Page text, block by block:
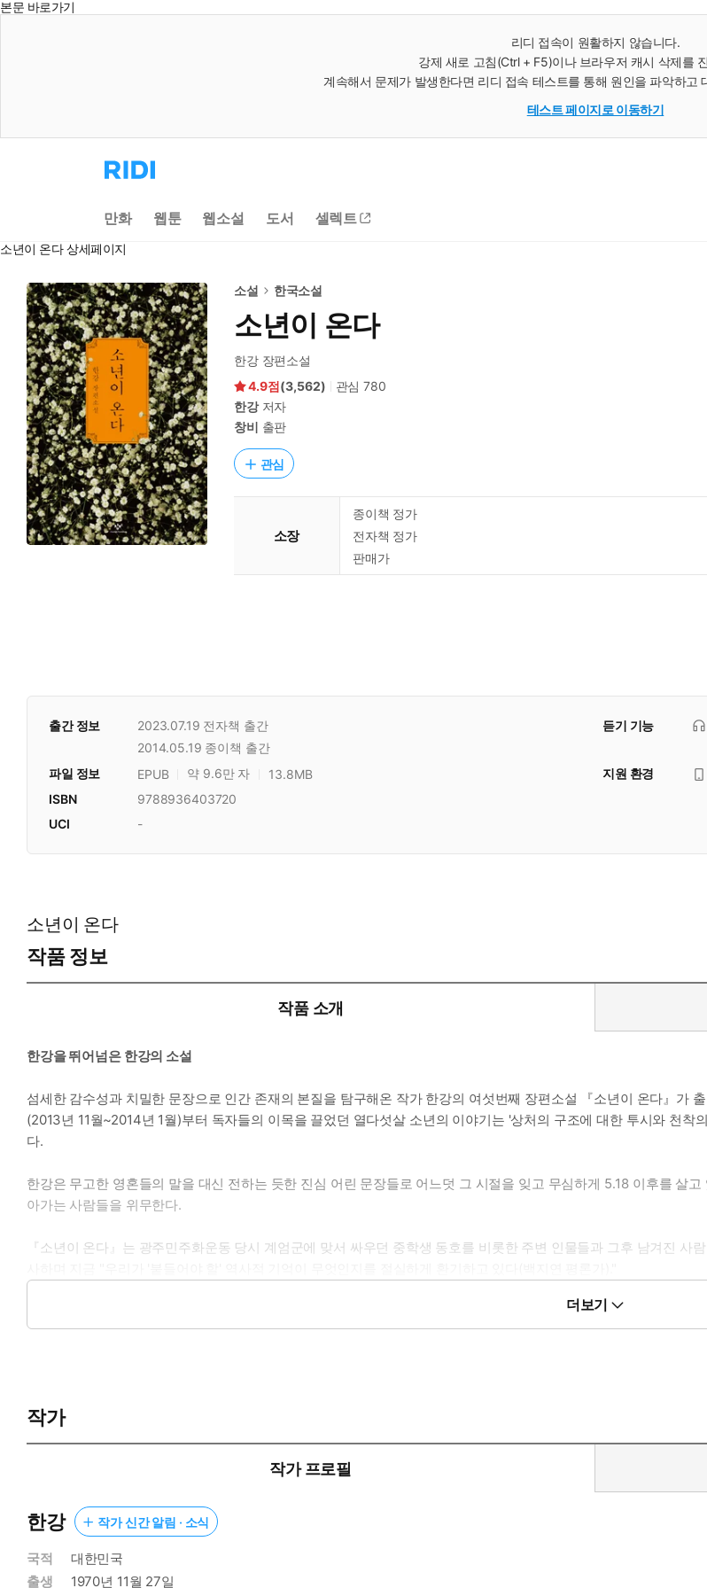
본문 바로가기
리디 접속이 원활하지 않습니다.
강제 새로 고침(Ctrl + F5)이나 브라우저 캐시 삭제를
계속해서 문제가 발생한다면 리디 접속 테스트를 통해 원인을 파악하고
테스트 페이지로 이동하기
리
디
으
로
동
만화 웹툰 웹소설 도서 셀렉트
소년이 온다 상세페이지
소설 한국소설
소년이 온다
한강 장편소설
4.9
(3,562) 관심780
한강저자
창비 출판
관심
소장
종이책 정가
전자책 정가
판매가
출간 정보 2023.07.19 전자책 출간
2014.05.19 종이책 출간
듣기 기능
파일 정보 EPUB 약 9.6만 자 13.8MB 지원 환경
ISBN
9788936403720
UCI
-
소년이 온다
작품 정보
작품 소개
한강을 뛰어넘은 한강의 소설
섬세한 감수성과 치밀한 문장으로 인간 존재의 본질을 탐구해온 작가 한강의 여섯번째 장편소설 『소년이 온다』가
(2013년 11월~2014년 1월)부터 독자들의 이목을 끌었던 열다섯살 소년의 이야기는 '상처의 구조에 대한 투시와 천
다.
한강은 무고한 영혼들의 말을 대신 전하는 듯한 진심 어린 문장들로 어느덧 그 시절을 잊고 무심하게 5․18 이후를 살
아가는 사람들을 위무한다.
『소년이 온다』는 광주민주화운동 당시 계엄군에 맞서 싸우던 중학생 동호를 비롯한 주변 인물들과 그후 남겨진
"이 소설을 피해갈 수 없었"고, "이 소설을 통과하지 않고는 어디로도 갈 수 없다고 느꼈"다는 작가 스스로의 고백처
어넘은 한강의 소설(신형철 평론가)"이라고 자신 있게 말할 수 있는 작품이다.
더보기
작가
작가 프로필
한강 작가 신간 알림 · 소식
국적
대한민국
출생
1970년 11월 27일